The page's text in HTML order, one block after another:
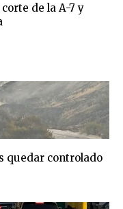
de la A-7 y
quedar controlado